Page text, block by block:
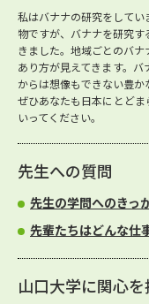
私はバナナの研究をして
物ですが、バナナを研究
きました。地域ごとのバ
あり方が見えてきます。
からは想像もできない豊か
ぜひあなたも日本にとど
いってください。
先生への質問
先生の学問へのきっ
先輩たちはどんな仕
山口大学に関心